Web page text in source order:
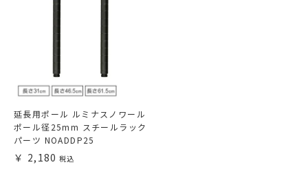
延長用ポール ルミナスノワール
ポール径25mm スチールラック
パーツ NOADDP25
2,180